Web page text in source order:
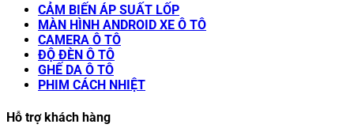
CẢM BIẾN ÁP SUẤT LỐP
MÀN HÌNH ANDROID XE Ô TÔ
CAMERA Ô TÔ
ĐỘ ĐÈN Ô TÔ
GHẾ DA Ô TÔ
PHIM CÁCH NHIỆT
Hỗ trợ khách hàng